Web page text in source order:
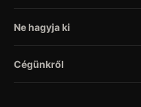
Ne hagyja ki
Cégünkről